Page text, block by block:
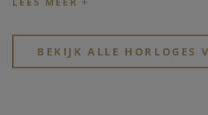
Franck Muller
Franck besloot zijn carrière te
zeer gecompliceerde horloges en
BEKIJK ALLE HORLOGES